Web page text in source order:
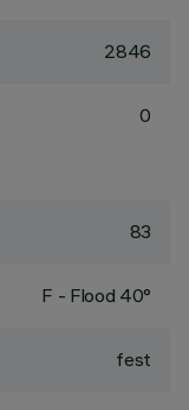
2846
0
83
F - Flood 40°
fest